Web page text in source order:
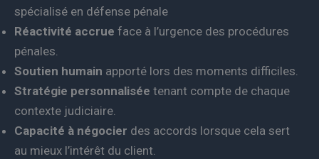
spécialisé en défense pénale
Réactivité accrue face à l’urgence des procédures
pénales.
Soutien humain apporté lors des moments difficiles.
Stratégie personnalisée tenant compte de chaque
contexte judiciaire.
Capacité à négocier des accords lorsque cela sert
au mieux l’intérêt du client.